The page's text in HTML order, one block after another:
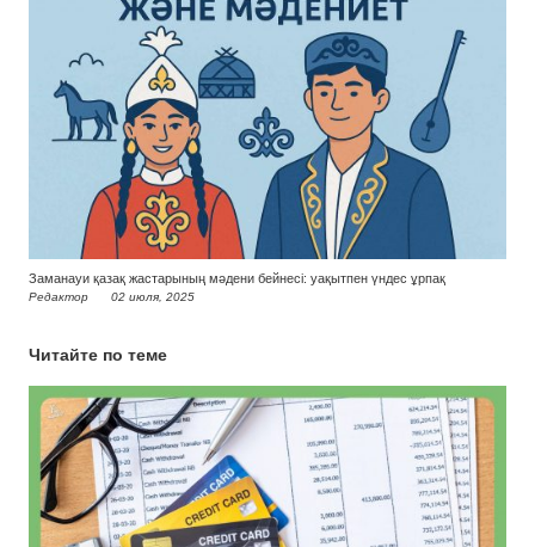
Заманауи қазақ жастарының мәдени бейнесі: уақытпен үндес ұрпақ
Редактор 02 июля, 2025
Читайте по теме